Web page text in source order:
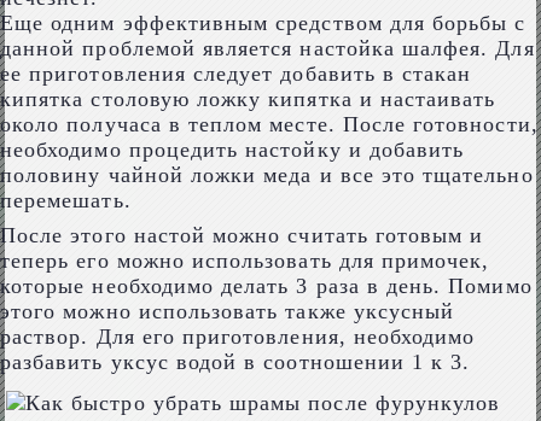
Еще одним эффективным средством для борьбы с
данной проблемой является настойка шалфея. Для
ее приготовления следует добавить в стакан
кипятка столовую ложку кипятка и настаивать
около получаса в теплом месте. После готовности,
необходимо процедить настойку и добавить
половину чайной ложки меда и все это тщательно
перемешать.
После этого настой можно считать готовым и
теперь его можно использовать для примочек,
которые необходимо делать 3 раза в день. Помимо
этого можно использовать также уксусный
раствор. Для его приготовления, необходимо
разбавить уксус водой в соотношении 1 к 3.